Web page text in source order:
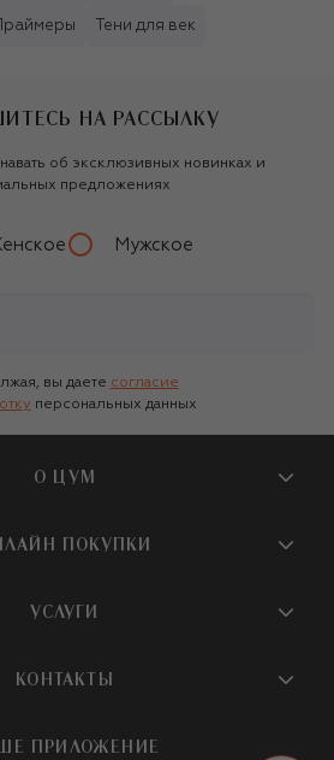
Праймеры Тени для век
НА РАССЫЛКУ
об эксклюзивных новинках и
предложениях
Мужское
вы даете согласие
персональных данных
О ЦУМ
О магазине
Бутики и ПВЗ ЦУМ
Карьера
ПОКУПКИ
Доставка
УСЛУГИ
Подарочная карта
КОНТАКТЫ
ПРИЛОЖЕНИЕ